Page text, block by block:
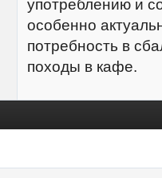
употреблению и
особенно
потребность в
походы в кафе.